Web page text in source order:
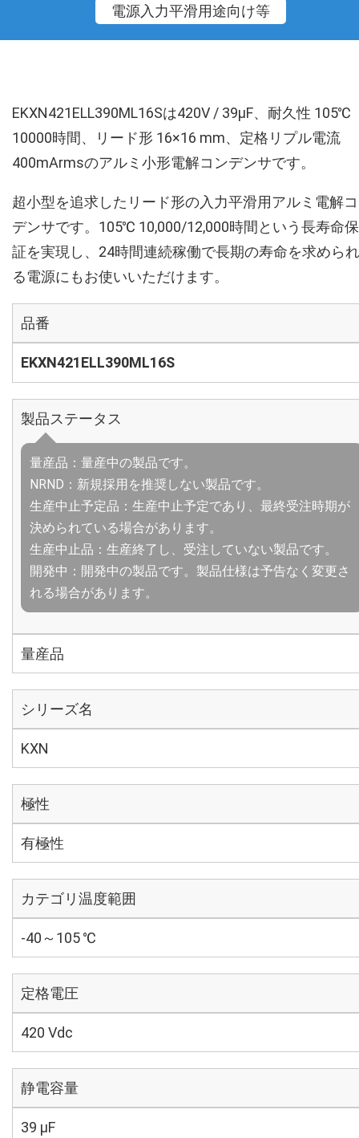
電源入力平滑用途向け等
EKXN421ELL390ML16Sは420V / 39µF、耐久性 105℃
10000時間、リード形 16×16 mm、定格リプル電流
400mArmsのアルミ小形電解コンデンサです。
超小型を追求したリード形の入力平滑用アルミ電解
デンサです。105℃ 10,000/12,000時間という長寿命保
証を実現し、24時間連続稼働で長期の寿命を求められ
る電源にもお使いいただけます。
品番
EKXN421ELL390ML16S
製品ステータス
量産品：量産中の製品です。
NRND：新規採用を推奨しない製品です。
生産中止予定品：生産中止予定であり、最終受注時期が
決められている場合があります。
生産中止品：生産終了し、受注していない製品です。
開発中：開発中の製品です。製品仕様は予告なく変更さ
れる場合があります。
量産品
シリーズ名
KXN
極性
有極性
カテゴリ温度範囲
-40～105 ℃
定格電圧
420 Vdc
静電容量
39 µF